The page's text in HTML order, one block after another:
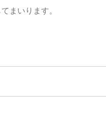
まいります。